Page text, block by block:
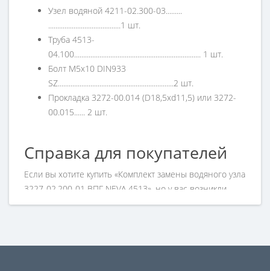
Узел водяной 4211-02.300-03.........
........................................1 шт.
Труба 4513-
04.100...................................................................... 1 шт.
Болт М5х10 DIN933
SZ................................................................2 шт.
Прокладка 3272-00.014 (D18,5хd11,5) или 3272-
00.015...... 2 шт.
Справка для покупателей
Если вы хотите купить «Комплект замены водяного узла
3227-02.200-01 ВПГ NEVA 4513», но у вас возникли
сложности соформлением заказа, обращайтесь к